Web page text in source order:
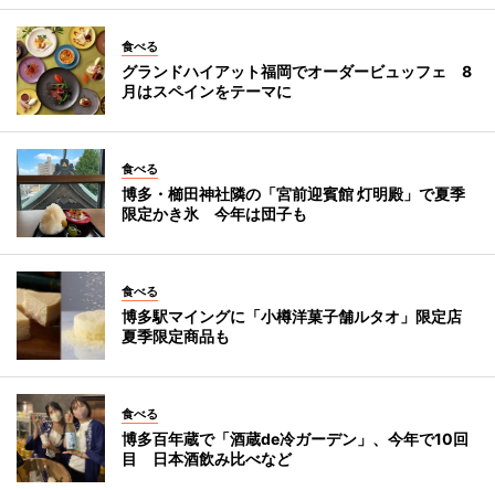
食べる
グランドハイアット福岡でオーダービュッフェ 8
月はスペインをテーマに
食べる
博多・櫛田神社隣の「宮前迎賓館 灯明殿」で夏季
限定かき氷 今年は団子も
食べる
博多駅マイングに「小樽洋菓子舗ルタオ」限定店
夏季限定商品も
食べる
博多百年蔵で「酒蔵de冷ガーデン」、今年で10回
目 日本酒飲み比べなど